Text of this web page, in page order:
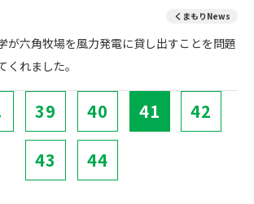
くまもりNews
が六角牧場を風力発電に貸し出すことを問題
れました。
39 40 41 42
43 44